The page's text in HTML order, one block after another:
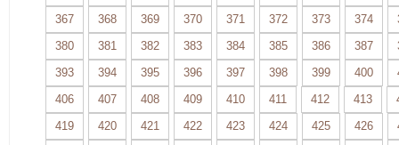
367
368 369 370 371 372 373 374
380
381 382 383 384 385 386 387
393
394 395 396 397 398 399 400
406
407 408 409 410 411 412 413
419
420 421 422 423 424 425 426